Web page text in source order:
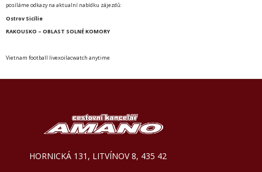
posíláme odkazy na aktualní nabídku zájezdů:
Ostrov Sicílie
RAKOUSKO – OBLAST SOLNÉ KOMORY
Vietnam football livexoilacwatch anytime
HORNICKÁ 131, LITVÍNOV 8, 435 42